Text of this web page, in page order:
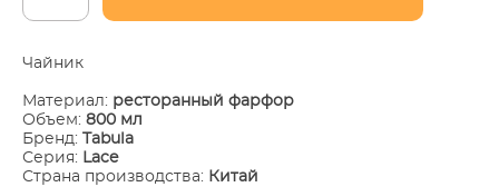
Чайник
Материал: ресторанный фарфор
Объем: 800 мл
Бренд:
Tabula
Серия: Lace
Страна производства: Китай